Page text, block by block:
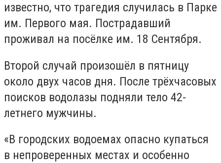
известно, что трагедия случилась в Парке
им. Первого мая. Пострадавший
проживал на посёлке им. 18 Сентября.
Второй случай произошёл в пятницу
около двух часов дня. После трёхчасовых
поисков водолазы подняли тело 42-
летнего мужчины.
«В городских водоемах опасно купаться
в непроверенных местах и особенно